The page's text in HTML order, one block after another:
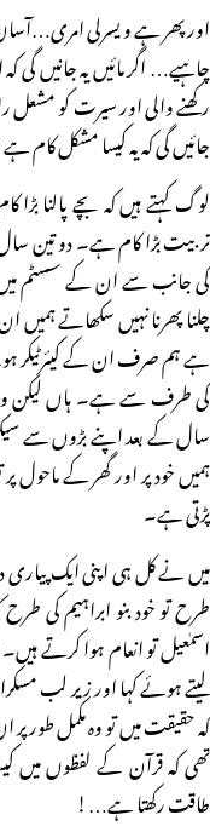
اور پھر ہے و یسرلی
چاہیے… اگر مائیں یہ جانیں گی
رکھنے والی اور سیرت کو مشعل
جائیں گی کہ یہ کیسا مشکل
لوگ کہتے ہیں کہ بچے پالنا بڑا
تربیت بڑا کام ہے۔ دو تین
کی جانب سے ان کے سسٹم میں
چلنا پھرنا نہیں سکھاتے ہمیں
ہے ہم صرف ان کے کیئرٹیکر
کی طرف سے ہے۔ ہاں لیکن وہ
سال کے بعد اپنے بڑوں سے
ہمیں خود پر اور گھر کے ماحول
پڑتی ہے۔
میں نے کل ہی اپنی ایک پیاری
طرح تو خود بنو ابراہیم کی
اسمٰعیل تو انعام ہوا کرتے
لیتے ہوئے کہا اور زیر لب
کہ حقیقت میں تو وہ مکمل طور
تھی کہ قرآن کے لفظوں میں
طاقت رکھتا ہے…!